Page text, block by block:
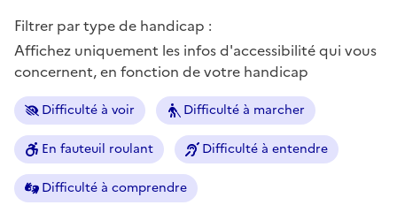
Filtrer par type de handicap :
Affichez uniquement les infos d'accessibilité qui vous
concernent, en fonction de votre handicap
Difficulté à voir Difficulté à marcher
En fauteuil roulant Difficulté à entendre
Difficulté à comprendre